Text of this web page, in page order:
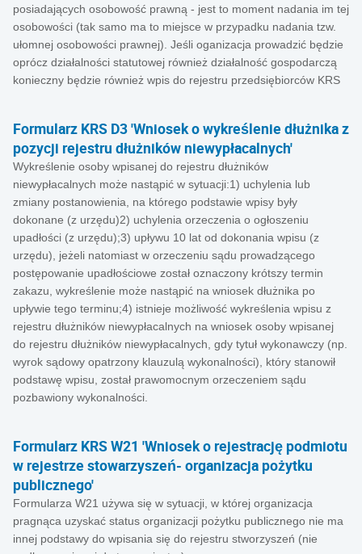
posiadających osobowość prawną - jest to moment nadania im tej
osobowości (tak samo ma to miejsce w przypadku nadania tzw.
ułomnej osobowości prawnej). Jeśli oganizacja prowadzić będzie
oprócz działalności statutowej również działalność gospodarczą
konieczny będzie również wpis do rejestru przedsiębiorców KRS
Formularz KRS D3 'Wniosek o wykreślenie dłużnika z
pozycji rejestru dłużników niewypłacalnych'
Wykreślenie osoby wpisanej do rejestru dłużników
niewypłacalnych może nastąpić w sytuacji:1) uchylenia lub
zmiany postanowienia, na którego podstawie wpisy były
dokonane (z urzędu)2) uchylenia orzeczenia o ogłoszeniu
upadłości (z urzędu);3) upływu 10 lat od dokonania wpisu (z
urzędu), jeżeli natomiast w orzeczeniu sądu prowadzącego
postępowanie upadłościowe został oznaczony krótszy termin
zakazu, wykreślenie może nastąpić na wniosek dłużnika po
upływie tego terminu;4) istnieje możliwość wykreślenia wpisu z
rejestru dłużników niewypłacalnych na wniosek osoby wpisanej
do rejestru dłużników niewypłacalnych, gdy tytuł wykonawczy (np.
wyrok sądowy opatrzony klauzulą wykonalności), który stanowił
podstawę wpisu, został prawomocnym orzeczeniem sądu
pozbawiony wykonalności.
Formularz KRS W21 'Wniosek o rejestrację podmiotu
w rejestrze stowarzyszeń- organizacja pożytku
publicznego'
Formularza W21 używa się w sytuacji, w której organizacja
pragnąca uzyskać status organizacji pożytku publicznego nie ma
innej podstawy do wpisania się do rejestru stworzyszeń (nie